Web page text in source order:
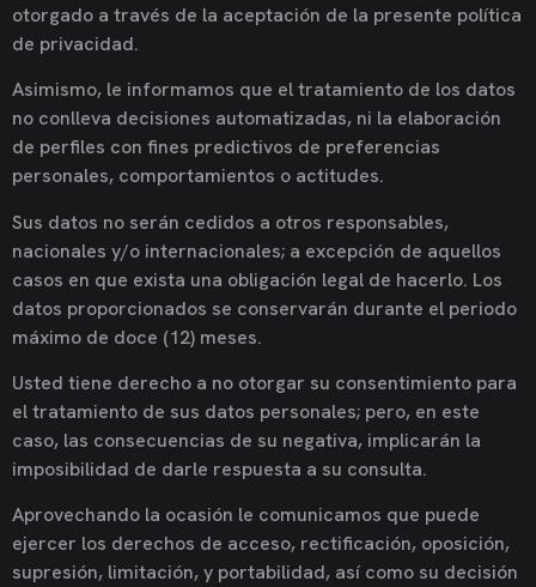
otorgado a través de la aceptación de la presente política
de privacidad.
Asimismo, le informamos que el tratamiento de los datos
no conlleva decisiones automatizadas, ni la elaboración
de perfiles con fines predictivos de preferencias
personales, comportamientos o actitudes.
Sus datos no serán cedidos a otros responsables,
nacionales y/o internacionales; a excepción de aquellos
casos en que exista una obligación legal de hacerlo. Los
datos proporcionados se conservarán durante el periodo
máximo de doce (12) meses.
Usted tiene derecho a no otorgar su consentimiento para
el tratamiento de sus datos personales; pero, en este
caso, las consecuencias de su negativa, implicarán la
imposibilidad de darle respuesta a su consulta.
Aprovechando la ocasión le comunicamos que puede
ejercer los derechos de acceso, rectificación, oposición,
supresión, limitación, y portabilidad, así como su decisión